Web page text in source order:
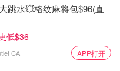
跳水💥格纹麻将包$96(直
低$36
CA APP打开